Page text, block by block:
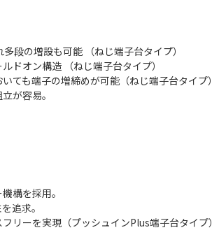
段の増設も可能 （ねじ端子台タイプ）
ドオン構造 （ねじ端子台タイプ）
ても端子の増締めが可能（ねじ端子台タイプ）
が容易。
構を採用。
追求。
リーを実現（プッシュインPlus端子台タイプ）